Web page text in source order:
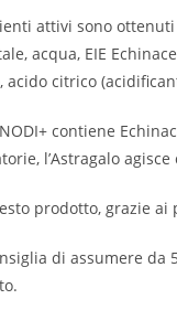
attivi sono
acqua, EIE
acido citrico
contiene
l’Astragalo
prodotto, grazie
di assumere da